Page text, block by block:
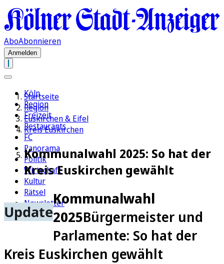
AboAbonnieren
Anmelden
Köln
Region
Freizeit
Restaurants
FC
Panorama
Politik
Wirtschaft
Kultur
Rätsel
Newsletter
E-Paper
Startseite
Region
Euskirchen & Eifel
Kreis Euskirchen
Kommunalwahl 2025: So hat der
Kreis Euskirchen gewählt
Update
Kommunalwahl
2025Bürgermeister und
Parlamente: So hat der
Kreis Euskirchen gewählt